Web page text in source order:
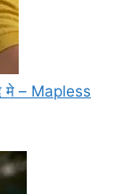
मे – Mapless